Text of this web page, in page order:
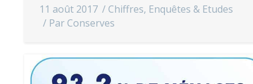
11 août 2017 Chiffres, Enquêtes & Etudes
Par Conserves